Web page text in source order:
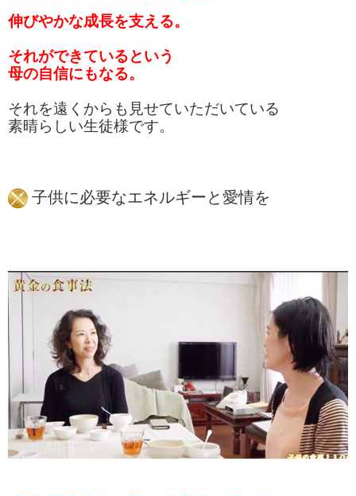
伸びやかな成長を支える。
それができているという
母の自信にもなる。
それを遠くからも見せていただいている
素晴らしい生徒様です。
子供に必要なエネルギーと愛情を